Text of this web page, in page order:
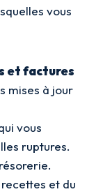
vous
et factures
mises à jour
vous
ruptures.
et du